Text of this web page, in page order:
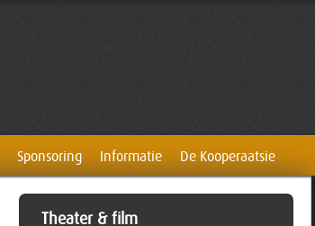
Sponsoring Informatie De Kooperaatsie
Theater & film